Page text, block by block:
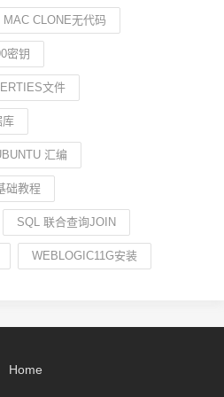
CLONE无代码
密钥
文件
库
汇编
础教程
SQL 联合查询JOIN
WEBLOGIC11G安装
Home